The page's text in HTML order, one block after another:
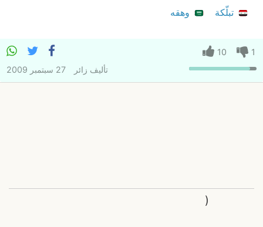
تبلّكة
وهقه
1
10
تأليف زائر 27 سبتمبر 2009
(